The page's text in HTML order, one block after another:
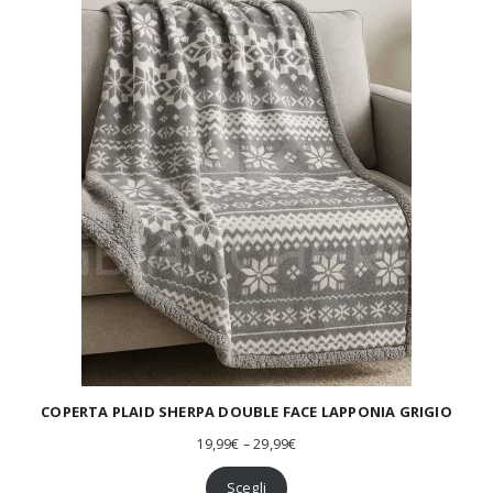
i
p
r
e
z
z
o
:
d
a
1
8
,
9
9
€
a
2
1
,
9
€
COPERTA PLAID SHERPA DOUBLE FACE LAPPONIA GRIGIO
19,99€ –29,99€F
Scegli